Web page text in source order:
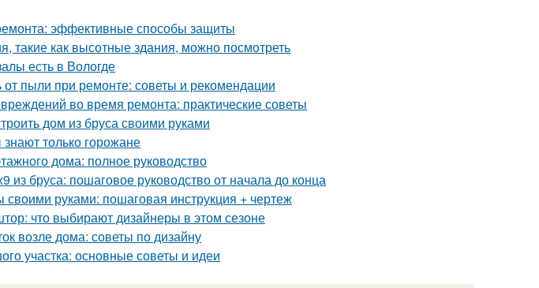
эффективные способы защиты
такие как высотные здания, можно посмотреть
есть в Вологде
пыли при ремонте: советы и рекомендации
во время ремонта: практические советы
дом из бруса своими руками
только горожане
дома: полное руководство
из бруса: пошаговое руководство от начала до конца
руками: пошаговая инструкция + чертеж
что выбирают дизайнеры в этом сезоне
возле дома: советы по дизайну
участка: основные советы и идеи